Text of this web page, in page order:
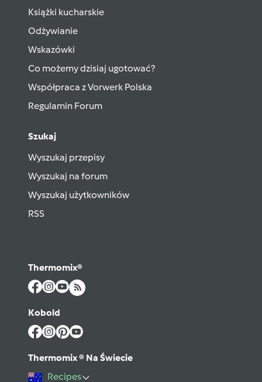
Książki kucharskie
Odżywianie
Wskazówki
Co możemy dzisiaj ugotować?
Współpraca z Vorwerk Polska
Regulamin Forum
Szukaj
Wyszukaj przepisy
Wyszukaj na forum
Wyszukaj użytkowników
RSS
Thermomix®
Kobold
Thermomix ® Na Świecie
Recipes